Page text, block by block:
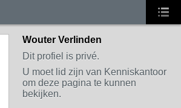
Wouter Verlinden
Dit profiel is privé.
U moet lid zijn van Kenniskantoor
om deze pagina te kunnen
bekijken.